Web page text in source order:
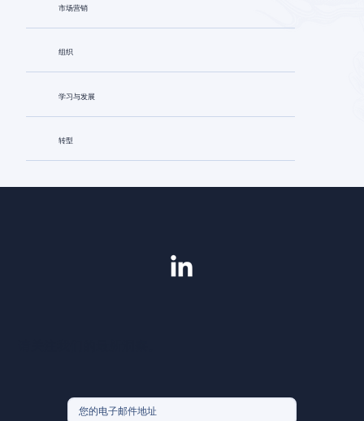
市场营销
组织
学习与发展
转型